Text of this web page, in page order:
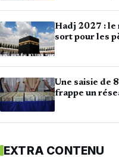
Hadj 2027 : le
sort pour les
Une saisie de
frappe un
EXTRA CONTENU